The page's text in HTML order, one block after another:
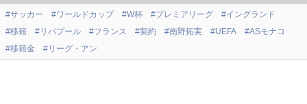
#サッカー #ワールドカップ #W杯 #プレミアリーグ
#イングランド
#移籍
#リバプール #フランス #契約 #南野拓実 #UEFA
#ASモナコ
#移籍金
#リーグ・アン